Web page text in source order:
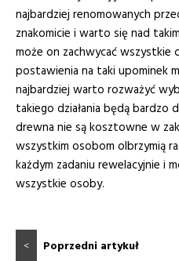
najbardziej renomowanych
znakomicie i warto się nad
może on zachwycać wszystkie
postawienia na taki upominek
najbardziej warto rozważyć
takiego działania będą bardzo
drewna nie są kosztowne w
wszystkim osobom olbrzymią
każdym zadaniu rewelacyjnie i
wszystkie osoby.
< Poprzedni artykuł